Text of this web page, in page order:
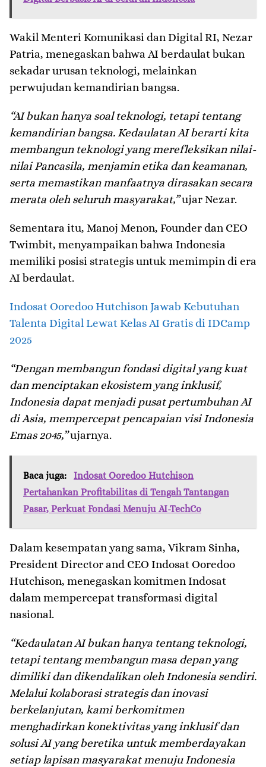
Wakil Menteri Komunikasi dan Digital RI, Nezar
Patria, menegaskan bahwa AI berdaulat bukan
sekadar urusan teknologi, melainkan
perwujudan kemandirian bangsa.
“AI bukan hanya soal teknologi, tetapi tentang
kemandirian bangsa. Kedaulatan AI berarti kita
membangun teknologi yang merefleksikan nilai-
nilai Pancasila, menjamin etika dan keamanan,
serta memastikan manfaatnya dirasakan secara
merata oleh seluruh masyarakat,”ujar Nezar.
Sementara itu, Manoj Menon, Founder dan CEO
Twimbit, menyampaikan bahwa Indonesia
memiliki posisi strategis untuk memimpin di era
AI berdaulat.
Indosat Ooredoo Hutchison Jawab Kebutuhan
Talenta Digital Lewat Kelas AI Gratis di IDCamp
2025
“Dengan membangun fondasi digital yang kuat
dan menciptakan ekosistem yang inklusif,
Indonesia dapat menjadi pusat pertumbuhan AI
di Asia, mempercepat pencapaian visi Indonesia
Emas 2045,”ujarnya.
Baca juga:
Indosat Ooredoo Hutchison
Pertahankan Profitabilitas di Tengah Tantangan
Pasar, Perkuat Fondasi Menuju AI-TechCo
Dalam kesempatan yang sama, Vikram Sinha,
President Director and CEO Indosat Ooredoo
Hutchison, menegaskan komitmen Indosat
dalam mempercepat transformasi digital
nasional.
“Kedaulatan AI bukan hanya tentang teknologi,
tetapi tentang membangun masa depan yang
dimiliki dan dikendalikan oleh Indonesia sendiri.
Melalui kolaborasi strategis dan inovasi
berkelanjutan, kami berkomitmen
menghadirkan konektivitas yang inklusif dan
solusi AI yang beretika untuk memberdayakan
setiap lapisan masyarakat menuju Indonesia